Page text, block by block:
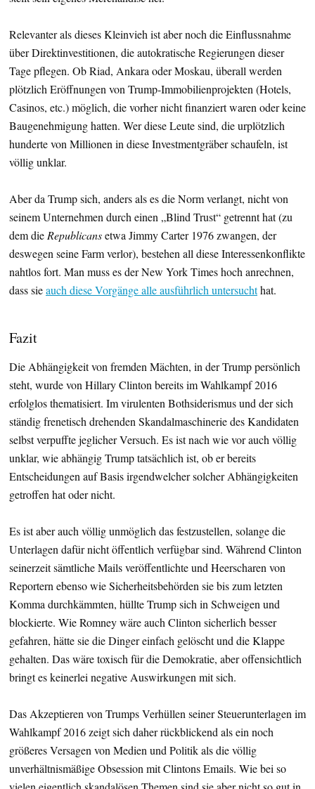
Relevanter als dieses Kleinvieh ist aber noch die Einflussnahme
über Direktinvestitionen, die autokratische Regierungen dieser
Tage pflegen. Ob Riad, Ankara oder Moskau, überall werden
plötzlich Eröffnungen von Trump-Immobilienprojekten (Hotels,
Casinos, etc.) möglich, die vorher nicht finanziert waren oder keine
Baugenehmigung hatten. Wer diese Leute sind, die urplötzlich
hunderte von Millionen in diese Investmentgräber schaufeln, ist
völlig unklar.
Aber da Trump sich, anders als es die Norm verlangt, nicht von
seinem Unternehmen durch einen „Blind Trust“ getrennt hat (zu
dem die Republicansetwa Jimmy Carter 1976 zwangen, der
deswegen seine Farm verlor), bestehen all diese Interessenkonflikte
nahtlos fort. Man muss es der New York Times hoch anrechnen,
dass sieauch diese Vorgänge alle ausführlich untersuchthat.
Fazit
Die Abhängigkeit von fremden Mächten, in der Trump persönlich
steht, wurde von Hillary Clinton bereits im Wahlkampf 2016
erfolglos thematisiert. Im virulenten Bothsiderismus und der sich
ständig frenetisch drehenden Skandalmaschinerie des Kandidaten
selbst verpuffte jeglicher Versuch. Es ist nach wie vor auch völlig
unklar, wie abhängig Trump tatsächlich ist, ob er bereits
Entscheidungen auf Basis irgendwelcher solcher Abhängigkeiten
getroffen hat oder nicht.
Es ist aber auch völlig unmöglich das festzustellen, solange die
Unterlagen dafür nicht öffentlich verfügbar sind. Während Clinton
seinerzeit sämtliche Mails veröffentlichte und Heerscharen von
Reportern ebenso wie Sicherheitsbehörden sie bis zum letzten
Komma durchkämmten, hüllte Trump sich in Schweigen und
blockierte. Wie Romney wäre auch Clinton sicherlich besser
gefahren, hätte sie die Dinger einfach gelöscht und die Klappe
gehalten. Das wäre toxisch für die Demokratie, aber offensichtlich
bringt es keinerlei negative Auswirkungen mit sich.
Das Akzeptieren von Trumps Verhüllen seiner Steuerunterlagen im
Wahlkampf 2016 zeigt sich daher rückblickend als ein noch
größeres Versagen von Medien und Politik als die völlig
unverhältnismäßige Obsession mit Clintons Emails. Wie bei so